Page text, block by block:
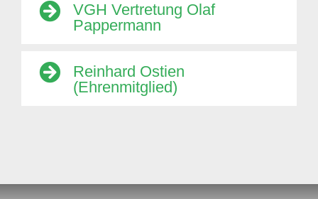
VGH Vertretung Olaf
Pappermann
Reinhard Ostien
(Ehrenmitglied)